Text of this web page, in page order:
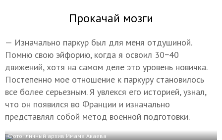
Прокачай мозги
— Изначально паркур был для меня отдушиной.
Помню свою эйфорию, когда я освоил 30−40
движений, хотя на самом деле это уровень новичка.
Постепенно мое отношение к паркуру становилось
все более серьезным. Я увлекся его историей, узнал,
что он появился во Франции и изначально
представлял собой метод военной подготовки.
Фото: личный архив Имама Акаева